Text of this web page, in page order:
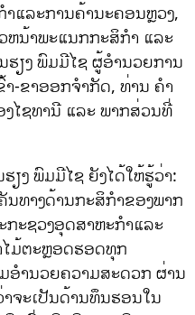
ແລະການຄ້ານະຄອນຫຼວງ,
ຫນ້າພະແນກກະສິກໍາ ແລະ
ຮຽງ ພົມມີໄຊ ຜູ້ອໍານວຍການ
-ຂາອອກຈໍາກັດ, ທ່ານ ຄໍາ
ງໄຊທານີ ແລະ ພາກສ່ວນທີ່
ງ ພົມມີໄຊ ຍັງໄດ້ໃຫ້ຮູ້ວ່າ:
ນທາງດ້ານກະສິກໍາຂອງພາກ
ະຊວງອຸດສາຫະກໍາແລະ
ໄມ້ຕະຫຼອດຮອດທຸກ
ອໍານວຍຄວາມສະດວກ ຜ່ານ
ຈະເປັນດ້ານທຶນຮອນໃນ